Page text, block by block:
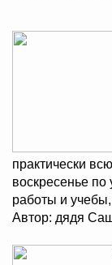
практически
воскресенье по
работы и
Автор: дядя